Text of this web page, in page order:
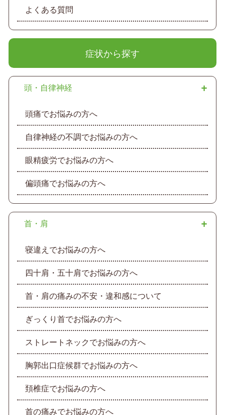
よくある質問
症状から探す
頭・自律神経
頭痛でお悩みの方へ
自律神経の不調でお悩みの方へ
眼精疲労でお悩みの方へ
偏頭痛でお悩みの方へ
首・肩
寝違えでお悩みの方へ
四十肩・五十肩でお悩みの方へ
首・肩の痛みの不安・違和感について
ぎっくり首でお悩みの方へ
ストレートネックでお悩みの方へ
胸郭出口症候群でお悩みの方へ
頚椎症でお悩みの方へ
首の痛みでお悩みの方へ